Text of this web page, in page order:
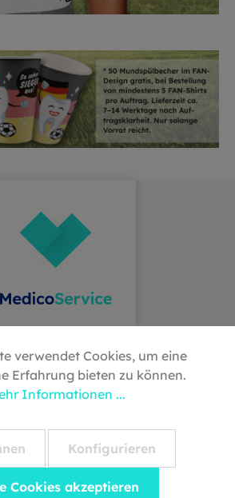
verwendet Cookies, um eine
Erfahrung bieten zu können.
Informationen ...
Konfigurieren
Cookies akzeptieren